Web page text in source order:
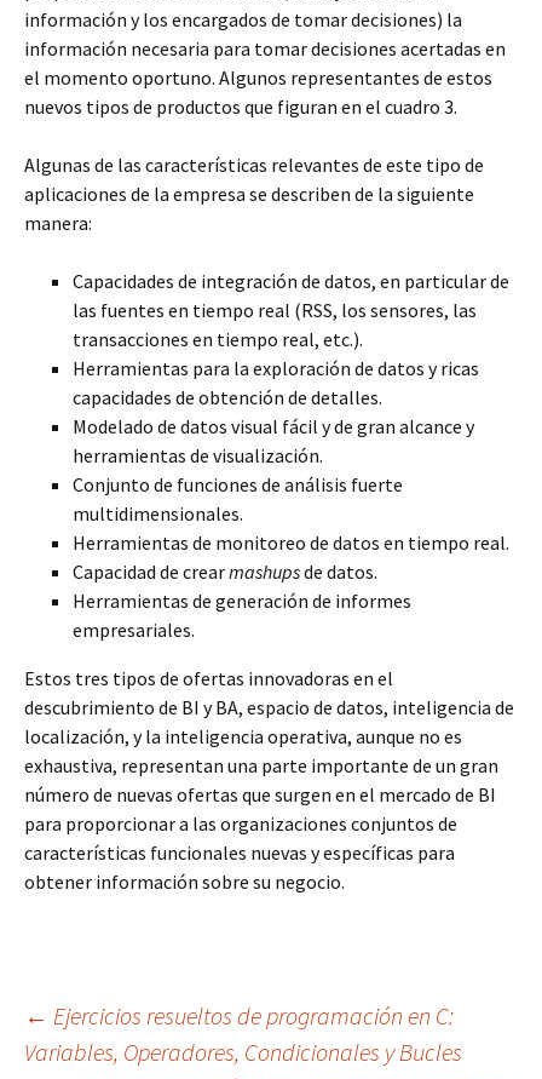
información y los encargados de tomar decisiones) la
información necesaria para tomar decisiones acertadas en
el momento oportuno. Algunos representantes de estos
nuevos tipos de productos que figuran en el cuadro 3.
Algunas de las características relevantes de este tipo de
aplicaciones de la empresa se describen de la siguiente
manera:
Capacidades de integración de datos, en particular de
las fuentes en tiempo real (RSS, los sensores, las
transacciones en tiempo real, etc.).
Herramientas para la exploración de datos y ricas
capacidades de obtención de detalles.
Modelado de datos visual fácil y de gran alcance y
herramientas de visualización.
Conjunto de funciones de análisis fuerte
multidimensionales.
Herramientas de monitoreo de datos en tiempo real.
Capacidad de crearmashupsde datos.
Herramientas de generación de informes
empresariales.
Estos tres tipos de ofertas innovadoras en el
descubrimiento de BI y BA, espacio de datos, inteligencia de
localización, y la inteligencia operativa, aunque no es
exhaustiva, representan una parte importante de un gran
número de nuevas ofertas que surgen en el mercado de BI
para proporcionar a las organizaciones conjuntos de
características funcionales nuevas y específicas para
obtener información sobre su negocio.
Navegación
← Ejercicios resueltos de programación en C:
Variables, Operadores, Condicionales y Bucles